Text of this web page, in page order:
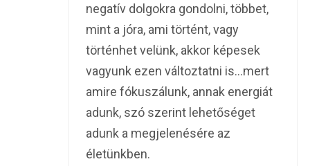
negatív dolgokra gondolni, többet,
mint a jóra, ami történt, vagy
történhet velünk, akkor képesek
vagyunk ezen változtatni is…mert
amire fókuszálunk, annak energiát
adunk, szó szerint lehetőséget
adunk a megjelenésére az
életünkben.